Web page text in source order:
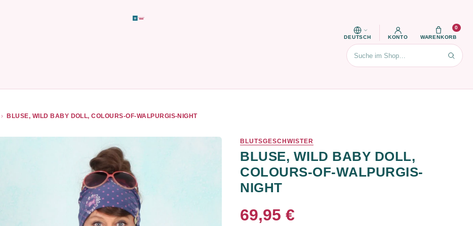
DEUTSCH KONTO WARENKORB
0
Suchen
BLUSE, WILD BABY DOLL, COLOURS-OF-WALPURGIS-NIGHT
BLUTSGESCHWISTER
BLUSE, WILD BABY DOLL,
COLOURS-OF-WALPURGIS-
NIGHT
69,95 €